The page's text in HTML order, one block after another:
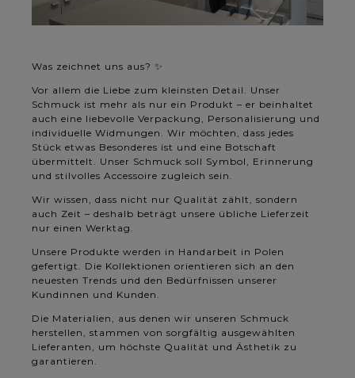
Was zeichnet uns aus? ✨
Vor allem die Liebe zum kleinsten Detail. Unser
Schmuck ist mehr als nur ein Produkt – er beinhaltet
auch eine liebevolle Verpackung, Personalisierung und
individuelle Widmungen. Wir möchten, dass jedes
Stück etwas Besonderes ist und eine Botschaft
übermittelt. Unser Schmuck soll Symbol, Erinnerung
und stilvolles Accessoire zugleich sein.
Wir wissen, dass nicht nur Qualität zählt, sondern
auch Zeit – deshalb beträgt unsere übliche Lieferzeit
nur einen Werktag.
Unsere Produkte werden in Handarbeit in Polen
gefertigt. Die Kollektionen orientieren sich an den
neuesten Trends und den Bedürfnissen unserer
Kundinnen und Kunden.
Die Materialien, aus denen wir unseren Schmuck
herstellen, stammen von sorgfältig ausgewählten
Lieferanten, um höchste Qualität und Ästhetik zu
garantieren.